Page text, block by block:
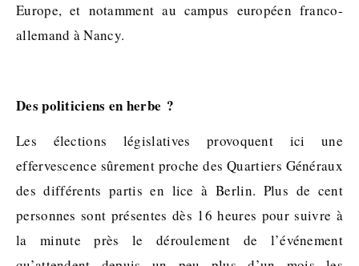
Europe, et notamment au campus européen franco-
allemand à Nancy.
Des politiciens en herbe ?
Les élections législatives provoquent ici une
effervescence sûrement proche des Quartiers Généraux
des différents partis en lice à Berlin. Plus de cent
personnes sont présentes dès 16 heures pour suivre à
la minute près le déroulement de l’événement